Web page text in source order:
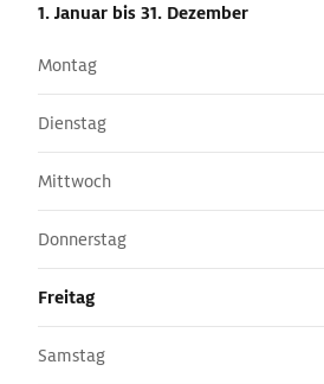
1. Januar bis 31. Dezember
Montag
Dienstag
Mittwoch
Donnerstag
Freitag
Samstag